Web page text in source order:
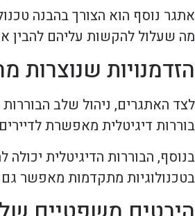
אתגר נוסף הוא הצורך בהבנה
מה שעלול להקשות עליהם להבין
הזדמנויות שנוצרות
לצד האתגרים, ניהול שלב
בוררות דיגיטלית מאפשרת
בנוסף, הבוררות הדיגיטלית
בטכנולוגיות מתקדמות מאפשר